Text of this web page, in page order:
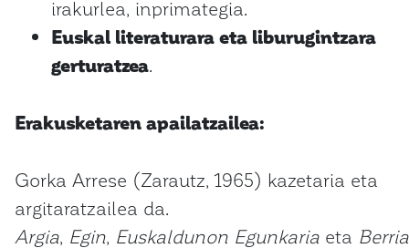
irakurlea, inprimategia.
Euskal literaturara eta liburugintzara
gerturatzea
Erakusketaren apailatzailea:
Gorka Arrese (Zarautz, 1965) kazetaria eta
argitaratzailea da.
Argia Egin Euskaldunon Egunkaria eta Berria